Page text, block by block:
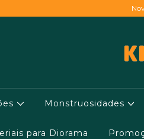
Monstruosidades
para Diorama